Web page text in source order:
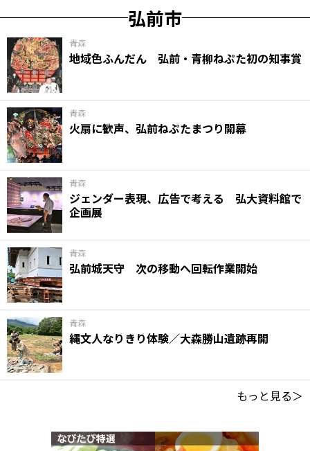
弘前市
青森
地域色ふんだん 弘前・青柳ねぷた初の知事賞
青森
火扇に歓声、弘前ねぷたまつり開幕
青森
ジェンダー表現、広告で考える 弘大資料館で
企画展
青森
弘前城天守 次の移動へ回転作業開始
青森
縄文人なりきり体験／大森勝山遺跡再開
もっと見る＞